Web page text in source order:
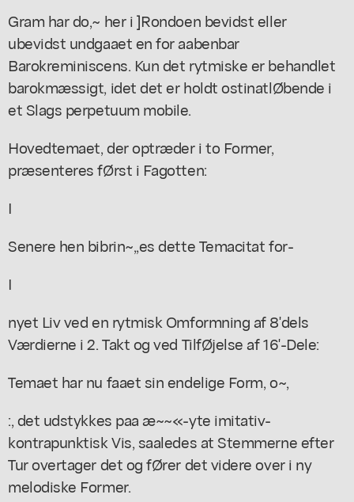
Gram har do,~ her i ]Rondoen bevidst eller
ubevidst undgaaet en for aabenbar
Barokreminiscens. Kun det rytmiske er behandlet
barokmæssigt, idet det er holdt ostinatlØbende i
et Slags perpetuum mobile.
Hovedtemaet, der optræder i to Former,
præsenteres fØrst i Fagotten:
I
Senere hen bibrin~,,es dette Temacitat for-
I
nyet Liv ved en rytmisk Omformning af 8'dels
Værdierne i 2. Takt og ved TilfØjelse af 16'-Dele:
Temaet har nu faaet sin endelige Form, o~,
:, det udstykkes paa æ~~«-yte imitativ-
kontrapunktisk Vis, saaledes at Stemmerne efter
Tur overtager det og fØrer det videre over i ny
melodiske Former.